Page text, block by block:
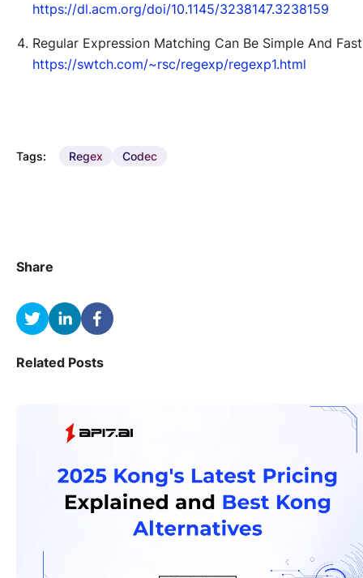
https://dl.acm.org/doi/10.1145/3238147.3238159
Regular Expression Matching Can Be Simple And
https://swtch.com/~rsc/regexp/regexp1.html
Tags: Regex Codec
Share
Related Posts